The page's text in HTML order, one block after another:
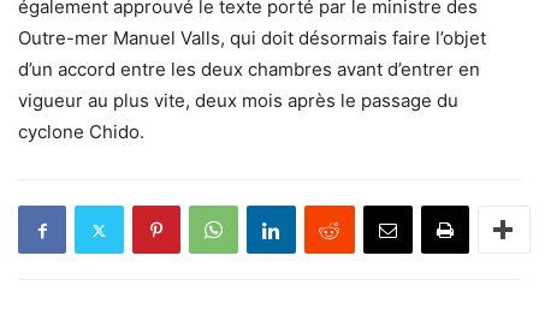
également approuvé le texte porté par le ministre des
Outre-mer Manuel Valls, qui doit désormais faire l’objet
d’un accord entre les deux chambres avant d’entrer en
vigueur au plus vite, deux mois après le passage du
cyclone Chido.